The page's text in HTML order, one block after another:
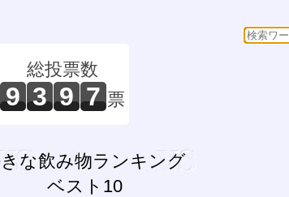
総投票数
9 3 9 7 票
な飲み物ランキング
ベスト10